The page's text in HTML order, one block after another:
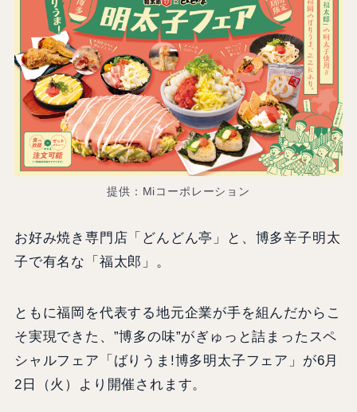
提供：Miコーポレーション
お好み焼き専門店「どんどん亭」と、博多辛子明太
子で有名な「福太郎」。
ともに福岡を代表する地元企業が手を組んだからこ
そ実現できた、”博多の味”がぎゅっと詰まったスペ
シャルフェア「ばりうま!博多明太子フェア」が6月
2日（火）より開催されます。